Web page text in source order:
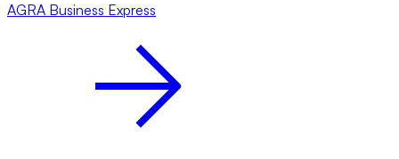
AGRA Business Express